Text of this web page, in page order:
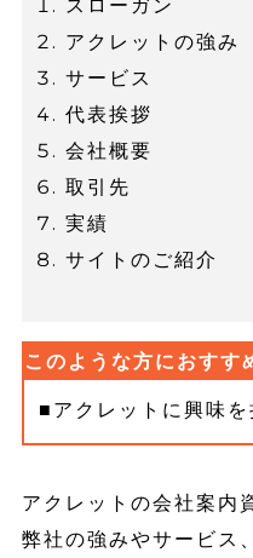
スローガン
アクレットの強み
サービス
代表挨拶
会社概要
取引先
実績
サイトのご紹介
このような方におすす
アクレットに興味を
アクレットの会社案内
弊社の強みやサービス